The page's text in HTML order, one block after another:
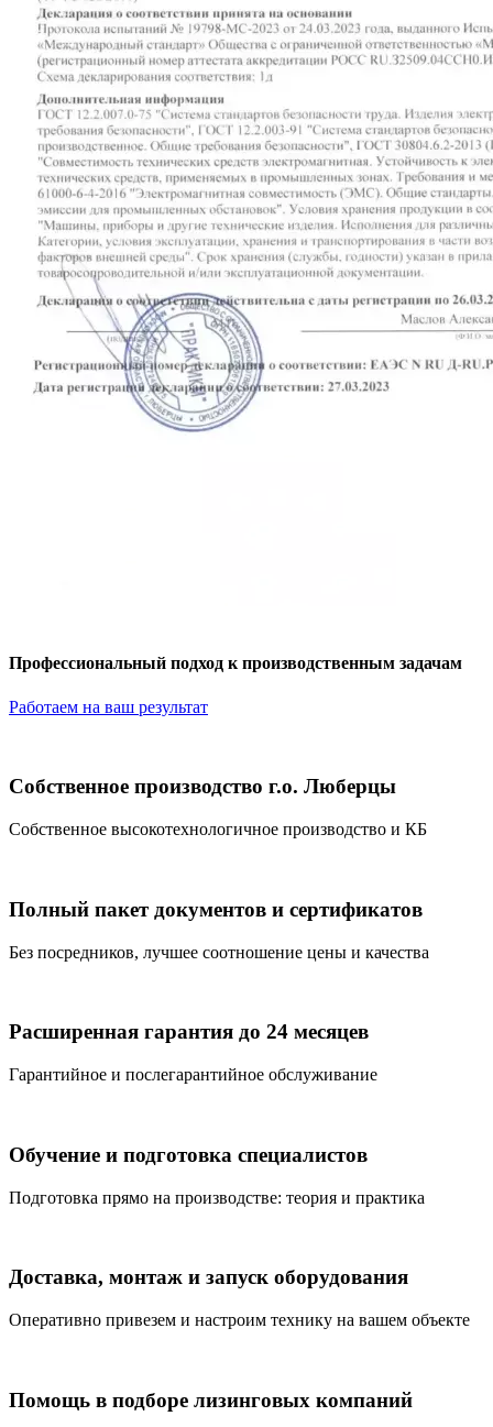
Профессиональный подход к производственным задачам
Работаем на ваш результат
Собственное производство г.о. Люберцы
Собственное высокотехнологичное производство и КБ
Полный пакет документов и сертификатов
Без посредников, лучшее соотношение цены и качества
Расширенная гарантия до 24 месяцев
Гарантийное и послегарантийное обслуживание
Обучение и подготовка специалистов
Подготовка прямо на производстве: теория и практика
Доставка, монтаж и запуск оборудования
Оперативно привезем и настроим технику на вашем объекте
Помощь в подборе лизинговых компаний